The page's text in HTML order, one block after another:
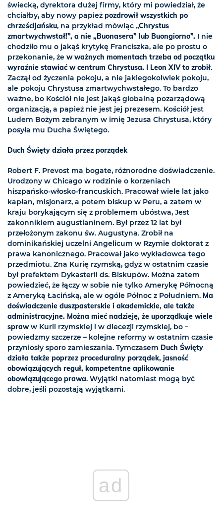
świecką, dyrektora dużej firmy, który mi powiedział, że
chciałby, aby nowy papież pozdrowił wszystkich po
chrześcijańsku, na przykład mówiąc „Chrystus
zmartwychwstał!”, a nie „Buonasera” lub Buongiorno”. I nie
chodziło mu o jakąś krytykę Franciszka, ale po prostu o
przekonanie, że w ważnych momentach trzeba od początku
wyraźnie stawiać w centrum Chrystusa. I Leon XIV to zrobił.
Zaczął od życzenia pokoju, a nie jakiegokolwiek pokoju,
ale pokoju Chrystusa zmartwychwstałego. To bardzo
ważne, bo Kościół nie jest jakąś globalną pozarządową
organizacją, a papież nie jest jej prezesem. Kościół jest
Ludem Bożym zebranym w imię Jezusa Chrystusa, który
posyła mu Ducha Świętego.
Duch Święty działa przez porządek
Robert F. Prevost ma bogate, różnorodne doświadczenie.
Urodzony w Chicago w rodzinie o korzeniach
hiszpańsko-włosko-francuskich. Pracował wiele lat jako
kapłan, misjonarz, a potem biskup w Peru, a zatem w
kraju borykającym się z problemem ubóstwa, Jest
zakonnikiem augustianinem. Był przez 12 lat był
przełożonym zakonu św. Augustyna. Zrobił na
dominikańskiej uczelni Angelicum w Rzymie doktorat z
prawa kanonicznego. Pracował jako wykładowca tego
przedmiotu. Zna Kurię rzymską, gdyż w ostatnim czasie
był prefektem Dykasterii ds. Biskupów. Można zatem
powiedzieć, że łączy w sobie nie tylko Amerykę Północną
z Ameryką Łacińską, ale w ogóle Północ z Południem. Ma
doświadczenie duszpasterskie i akademickie, ale także
administracyjne. Można mieć nadzieję, że uporządkuje wiele
spraww Kurii rzymskiej i w diecezji rzymskiej, bo –
powiedzmy szczerze – kolejne reformy w ostatnim czasie
przyniosły sporo zamieszania. Tymczasem Duch Święty
działa także poprzez proceduralny porządek, jasność
obowiązujących reguł, kompetentne aplikowanie
obowiązującego prawa. Wyjątki natomiast mogą być
dobre, jeśli pozostają wyjątkami.
ad